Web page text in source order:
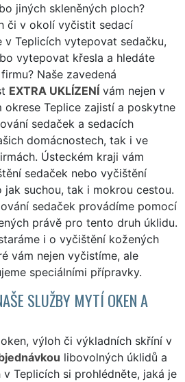
jiných skleněných ploch?
či v okolí vyčistit sedací
v Teplicích vytepovat sedačku,
vytepovat křesla a hledáte
Naše zavedená
EXTRA UKLÍZENÍ vám nejen v
okrese Teplice zajistí a poskytne
sedaček a sedacích
domácnostech, tak i ve
Ústeckém kraji vám
sedaček nebo vyčištění
jak suchou, tak i mokrou cestou.
sedaček provádíme pomocí
právě pro tento druh úklidu.
i o vyčištění kožených
vám nejen vyčistíme, ale
speciálními přípravky.
SLUŽBY MYTÍ OKEN A
výloh či výkladních skříní v
libovolných úklidů a
Teplicích si prohlédněte, jaká je